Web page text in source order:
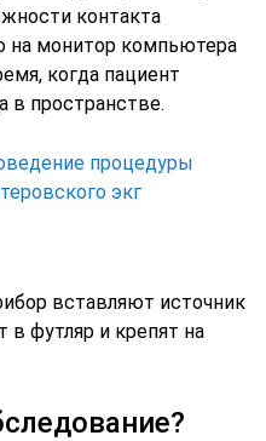
контакта
на монитор компьютера
когда пациент
в пространстве.
процедуры
экг
вставляют источник
футляр и крепят на